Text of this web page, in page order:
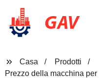
GAV
Casa
Prodotti
Prezzo della macchina